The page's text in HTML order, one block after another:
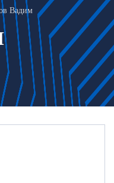
Вадим